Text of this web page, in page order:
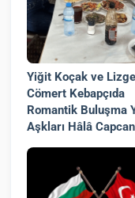
Yiğit Koçak ve Lizge
Cömert Kebapçıda
Romantik Buluşma
Aşkları Hâlâ